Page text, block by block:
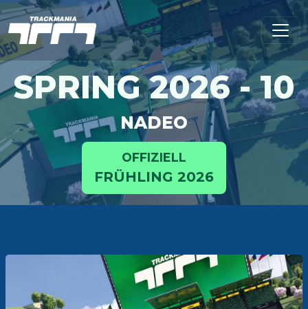
SPRING 2026 - 10
NADEO
OFFIZIELL
FRÜHLING 2026